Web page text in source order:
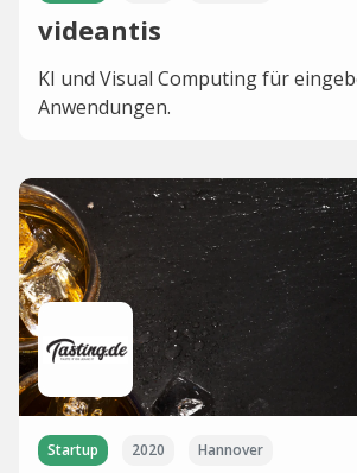
videantis
KI und Visual Computing für
Anwendungen.
Startup 2020 Hannover